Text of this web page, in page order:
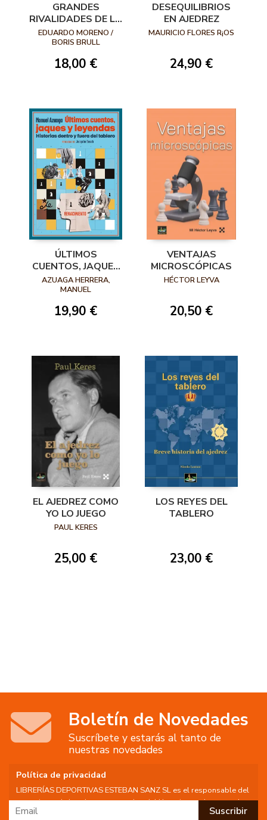
GRANDES
RIVALIDADES DE LA
HISTORIA DEL
AJEDREZ
EDUARDO MORENO /
BORIS BRULL
18,00 €
DESEQUILIBRIOS
EN AJEDREZ
MAURICIO FLORES R¡OS
24,90 €
ÚLTIMOS
CUENTOS, JAQUES
Y LEYENDAS.
HISTORIAS
DEL TABLERO
AZUAGA HERRERA,
MANUEL
19,90 €
VENTAJAS
MICROSCÓPICAS
HÉCTOR LEYVA
20,50 €
EL AJEDREZ COMO
YO LO JUEGO
PAUL KERES
25,00 €
LOS REYES DEL
TABLERO
23,00 €
Boletín de Novedades
Suscríbete y estarás al tanto de
nuestras novedades
Política de privacidad
LIBRERÍAS DEPORTIVAS ESTEBAN SANZ SL es el responsable del
tratamiento de los datos personales del Usuario, por lo que se le
facilita la siguiente información del tratamiento: